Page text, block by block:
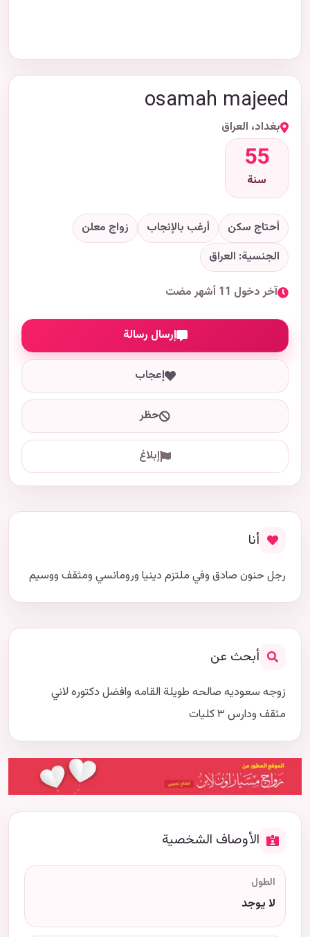
osamah majeed
بغداد، العراق
55
سنة
أحتاج سكن أرغب بالإنجاب
زواج معلن
الجنسية: العراق
آخر دخول 11 أشهر مضت
إرسال رسالة
إعجاب
حظر
إبلاغ
أنا
رجل حنون صادق وفي ملتزم دينيا ورومانسي ومثقف ووسيم
أبحث عن
زوجه سعوديه صالحه طويلة القامه وافضل دكتوره لاني
مثقف ودارس ٣ كليات
الأوصاف الشخصية
الطول
لا يوجد